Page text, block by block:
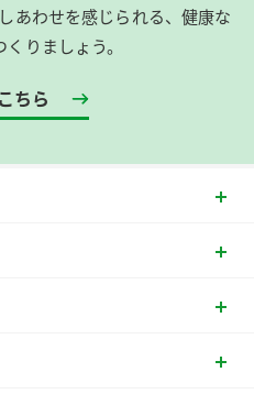
あわせを感じられる、健康な
りましょう。
ちら